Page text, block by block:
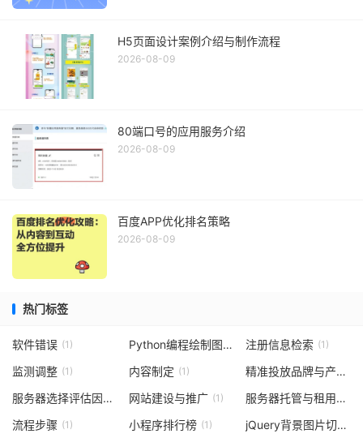
H5页面设计案例介绍与制作流程
2026-08-09
80端口号的应用服务介绍
2026-08-09
百度APP优化排名策略
2026-08-09
热门标签
软件错误 (1) Python编程绘制图像 (1)注册信息检索 (1)
监测调整 (1) 内容制定 (1) 精准投放品牌与产品词
服务器选择评估因素（或“国内服务器费用构成”） (1)
网站建设与推广 (1) 服务器托管与租用分析
流程步骤 (1) 小程序排行榜 (1) jQuery背景图片切换